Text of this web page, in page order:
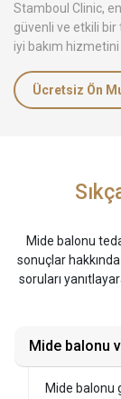
Stamboul Clinic,
güvenli ve etkili
iyi bakım hizmetini
Ücretsiz Ön
Mide balonu
sonuçlar
soruları
Mide balonu
Mide balonu